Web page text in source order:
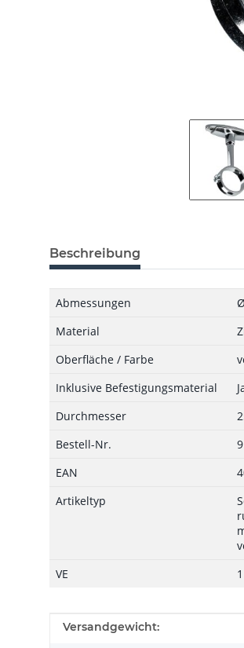
Beschreibung
Abmessungen
Material
Oberfläche / Farbe
Inklusive Befestigungsmaterial
Durchmesser
Bestell-Nr.
EAN
Artikeltyp
VE
Produkteigenschaft
Wert
Versandgewicht: